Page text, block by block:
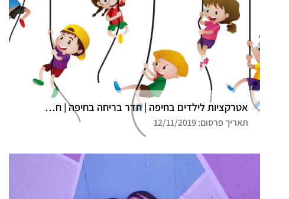
אטרקציות לילדים בחיפה | חדר בריחה בחיפה | חדר בריחה דרך המלך
תאריך פרסום: 12/11/2019